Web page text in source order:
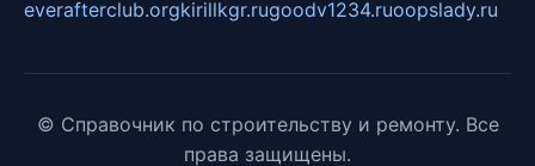
everafterclub.orgkirillkgr.rugoodv1234.ruoopslady.ru
© Справочник по строительству и ремонту. Все
права защищены.